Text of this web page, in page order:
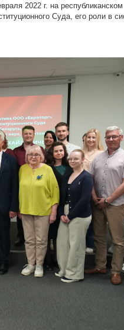
2022 г. на республиканском
Суда, его роли в